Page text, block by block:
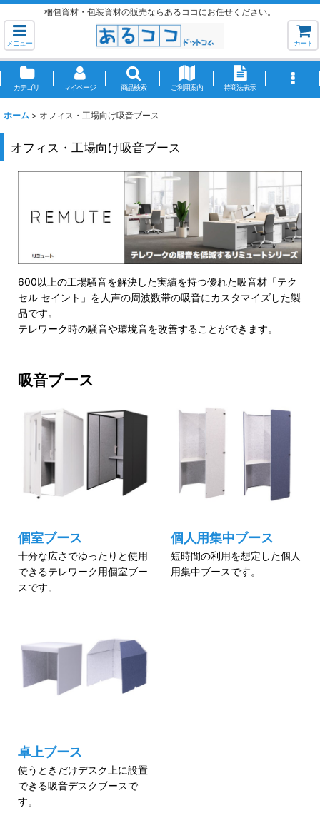
梱包資材・包装資材の販売ならあるココにお任せください。
メニュー カート
カテゴリ マイページ 商品検索 ご利用案内 特商法表示
ホーム > オフィス・工場向け吸音ブース
オフィス・工場向け吸音ブース
600以上の工場騒音を解決した実績を持つ優れた吸音材「テク
セル セイント」を人声の周波数帯の吸音にカスタマイズした製
品です。
テレワーク時の騒音や環境音を改善することができます。
吸音ブース
個室ブース
十分な広さでゆったりと使用
できるテレワーク用個室ブー
スです。
個人用集中ブース
短時間の利用を想定した個人
用集中ブースです。
卓上ブース
使うときだけデスク上に設置
できる吸音デスクブースで
す。